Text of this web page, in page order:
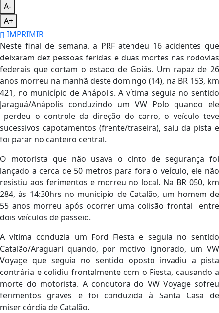
A-
A+
IMPRIMIR
Neste final de semana, a PRF atendeu 16 acidentes que
deixaram dez pessoas feridas e duas mortes nas rodovias
federais que cortam o estado de Goiás. Um rapaz de 26
anos morreu na manhã deste domingo (14), na BR 153, km
421, no município de Anápolis. A vítima seguia no sentido
Jaraguá/Anápolis conduzindo um VW Polo quando ele
perdeu o controle da direção do carro, o veículo teve
sucessivos capotamentos (frente/traseira), saiu da pista e
foi parar no canteiro central.
O motorista que não usava o cinto de segurança foi
lançado a cerca de 50 metros para fora o veículo, ele não
resistiu aos ferimentos e morreu no local. Na BR 050, km
284, às 14:30hrs no município de Catalão, um homem de
55 anos morreu após ocorrer uma colisão frontal entre
dois veículos de passeio.
A vítima conduzia um Ford Fiesta e seguia no sentido
Catalão/Araguari quando, por motivo ignorado, um VW
Voyage que seguia no sentido oposto invadiu a pista
contrária e colidiu frontalmente com o Fiesta, causando a
morte do motorista. A condutora do VW Voyage sofreu
ferimentos graves e foi conduzida à Santa Casa de
misericórdia de Catalão.